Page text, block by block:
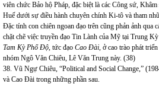
viên chức Bảo hộ Pháp, đặc biệt là các Công sứ,
Huế dưới sự điều hành chuyên chính Ki-tô và tham
Đặc tính con chiên ngoan đạo trên cũng phản ảnh qua
chặt chẽ việc truyền đạo Tin Lành của Mỹ tại Trung
Tam Kỳ Phổ Độ, tức đạo Cao Đài, ở cao trào phát
nhóm Ngô Văn Chiêu, Lê Văn Trung này. (38)
38. Vũ Ngự Chiêu, “Political and Social Change,”
và Cao Đài trong những phần sau.